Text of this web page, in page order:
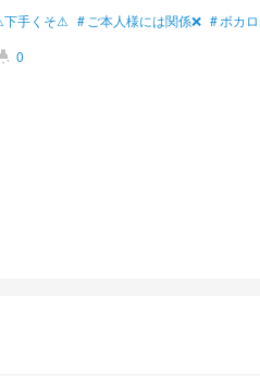
手くそ⚠ # ご本人様には関係❌ #ボカロ
0